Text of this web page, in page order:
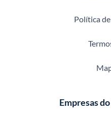
Política
Empresas